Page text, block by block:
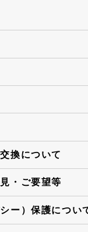
換について
・ご要望等
ー）保護につい